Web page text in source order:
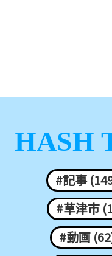
HASH
#記事
#草津市
#動画